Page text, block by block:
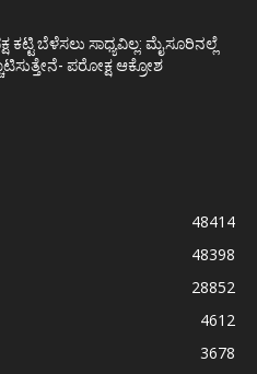
ಕಟ್ಟಿ ಬೆಳೆಸಲು ಸಾಧ್ಯವಿಲ್ಲ: ಮೈಸೂರಿನಲ್ಲೆ
ಪರೋಕ್ಷ ಆಕ್ರೋಶ
48414
48398
28852
4612
3678